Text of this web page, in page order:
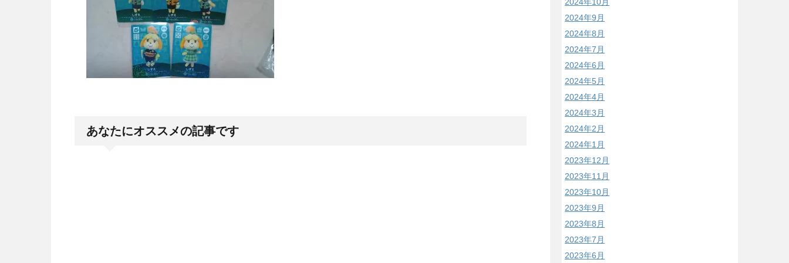
あなたにオススメの記事です
2024年9月
2024年8月
2024年7月
2024年6月
2024年5月
2024年4月
2024年3月
2024年2月
2024年1月
2023年12月
2023年11月
2023年10月
2023年9月
2023年8月
2023年7月
2023年6月